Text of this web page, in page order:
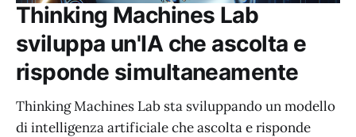
Thinking Machines Lab
sviluppa un'IA che ascolta e
risponde simultaneamente
Thinking Machines Lab sta sviluppando un modello
di intelligenza artificiale che ascolta e risponde